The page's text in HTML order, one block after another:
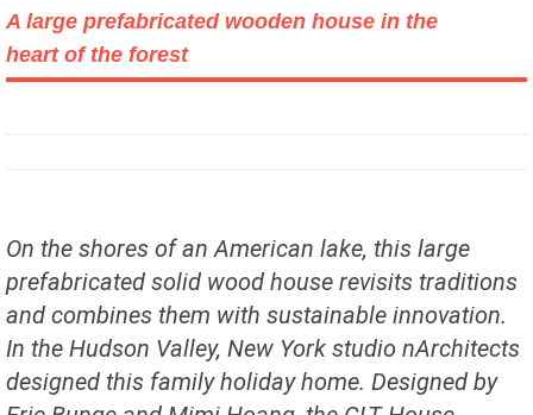
A large prefabricated wooden house in the
heart of the forest
On the shores of an American lake, this large
prefabricated solid wood house revisits traditions
and combines them with sustainable innovation.
In the Hudson Valley, New York studio nArchitects
designed this family holiday home. Designed by